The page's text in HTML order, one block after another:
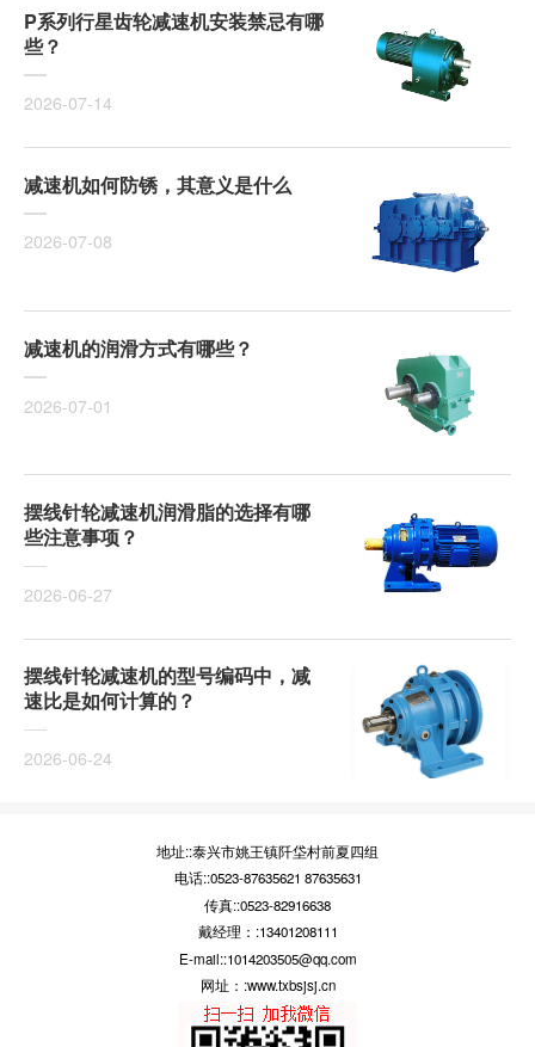
P系列行星齿轮减速机安装禁忌有哪
些？
2026-07-14
减速机如何防锈，其意义是什么
2026-07-08
减速机的润滑方式有哪些？
2026-07-01
摆线针轮减速机润滑脂的选择有哪
些注意事项？
2026-06-27
摆线针轮减速机的型号编码中，减
速比是如何计算的？
2026-06-24
地址::泰兴市姚王镇阡垈村前夏四组
电话::0523-87635621 87635631
传真::0523-82916638
戴经理：:13401208111
E-mail::1014203505@qq.com
网址：:www.txbsjsj.cn